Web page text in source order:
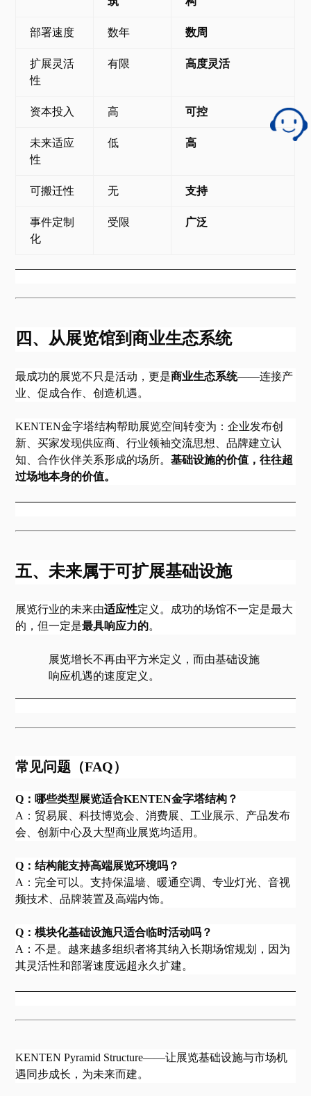
部署速度 数年 数周
扩展灵活
性
有限 高度灵活
资本投入 高 可控
未来适应
性
低 高
可搬迁性 无 支持
事件定制
化
受限 广泛
四、从展览馆到商业生态系统
最成功的展览不只是活动，更是商业生态系统——连接产
业、促成合作、创造机遇。
KENTEN金字塔结构帮助展览空间转变为：企业发布创
新、买家发现供应商、行业领袖交流思想、品牌建立认
知、合作伙伴关系形成的场所。基础设施的价值，往往超
过场地本身的价值。
五、未来属于可扩展基础设施
展览行业的未来由适应性定义。成功的场馆不一定是最大
的，但一定是最具响应力的。
展览增长不再由平方米定义，而由基础设施
响应机遇的速度定义。
常见问题（FAQ）
Q：哪些类型展览适合KENTEN金字塔结构？
A：贸易展、科技博览会、消费展、工业展示、产品发布
会、创新中心及大型商业展览均适用。
Q：结构能支持高端展览环境吗？
A：完全可以。支持保温墙、暖通空调、专业灯光、音视
频技术、品牌装置及高端内饰。
Q：模块化基础设施只适合临时活动吗？
A：不是。越来越多组织者将其纳入长期场馆规划，因为
其灵活性和部署速度远超永久扩建。
KENTEN Pyramid Structure——让展览基础设施与市场机
遇同步成长，为未来而建。